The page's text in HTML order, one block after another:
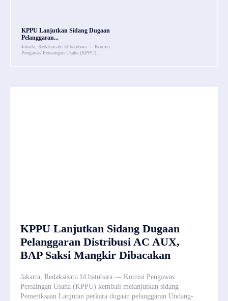
KPPU Lanjutkan Sidang Dugaan
Pelanggaran...
Jakarta, Redaksisatu.Id.batubara — Komisi
Pengawas Persaingan Usaha (KPPU)...
KPPU Lanjutkan Sidang Dugaan
Pelanggaran Distribusi AC AUX,
BAP Saksi Mangkir Dibacakan
Jakarta, Redaksisatu.Id.batubara — Komisi Pengawas
Persaingan Usaha (KPPU) kembali melanjutkan sidang
Pemeriksaan Lanjutan perkara dugaan pelanggaran Undang-